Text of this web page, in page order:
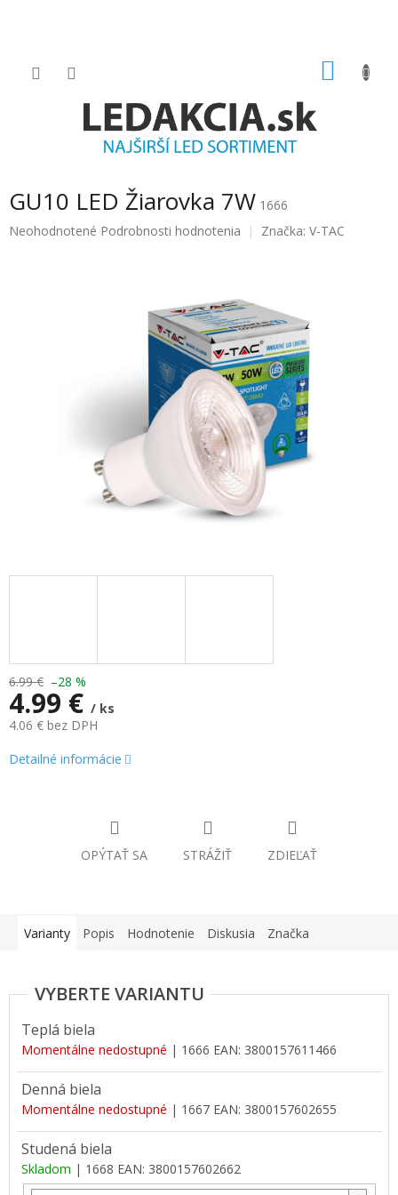
GU10 LED Žiarovka 7W 1666
Priemerné
Neohodnotené Podrobnosti hodnotenia Značka: V-TAC
6.99 € –28 %
4.99 € / ks
4.06 € bez DPH
Jednotková
cena:
Detailné informácie
OPÝTAŤ SA STRÁŽIŤ ZDIEĽAŤ
Varianty Popis Hodnotenie Diskusia Značka
Teplá biela
Momentálne nedostupné | 1666 EAN: 3800157611466
Denná biela
Momentálne nedostupné | 1667 EAN: 3800157602655
Studená biela
Skladom | 1668 EAN: 3800157602662